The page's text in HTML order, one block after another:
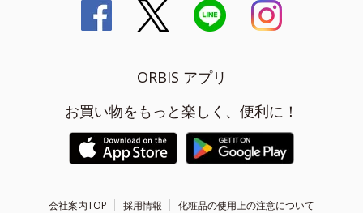
ORBIS アプリ
お買い物をもっと楽しく、便利に！
会社案内TOP 採用情報
化粧品の使用上の注意について